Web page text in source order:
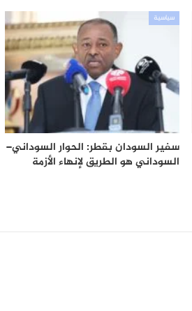
سياسية
سفير السودان بقطر: الحوار السوداني–
السوداني هو الطريق لإنهاء الأزمة